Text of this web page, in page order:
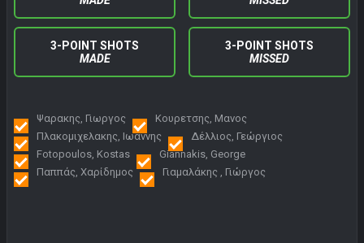
3-POINT SHOTS
MADE
3-POINT SHOTS
MISSED
Ψαρακης, Γιωργος
Κουρετσης, Μανος
Πλακομιχελακης, Ιωαννης
Δέλλιος, Γεώργιος
Fotopoulos, Kostas
Giannakis, George
Παππάς, Χαρίδημος
Γιαμαλάκης , Γιώργος